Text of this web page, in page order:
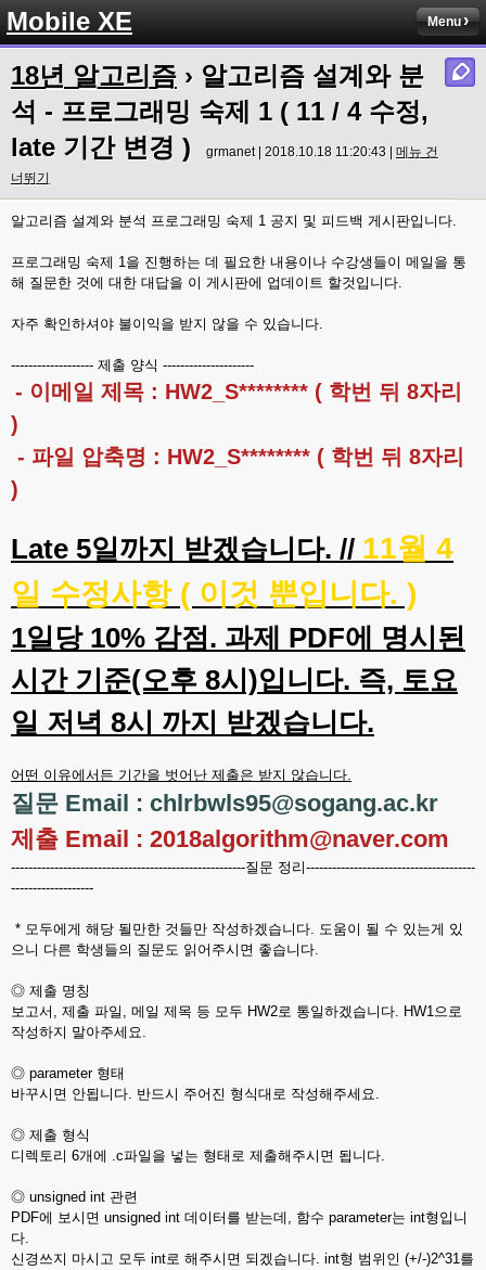
Mobile XE Menu
18년 알고리즘 › 알고리즘 설계와 분
석 - 프로그래밍 숙제 1 ( 11 / 4 수정,
late 기간 변경 )
grmanet | 2018.10.18 11:20:43 | 메뉴 건
너뛰기
알고리즘 설계와 분석 프로그래밍 숙제 1 공지 및 피드백 게시판입니다.
프로그래밍 숙제 1을 진행하는 데 필요한 내용이나 수강생들이 메일을 통
해 질문한 것에 대한 대답을 이 게시판에 업데이트 할것입니다.
자주 확인하셔야 불이익을 받지 않을 수 있습니다.
------------------- 제출 양식 ---------------------
- 이메일 제목 : HW2_S******** ( 학번 뒤 8자리
)
- 파일 압축명 : HW2_S******** ( 학번 뒤 8자리
)
Late 5일까지 받겠습니다. // 11월 4
일 수정사항 ( 이것 뿐입니다. )
1일당 10% 감점. 과제 PDF에 명시된
시간 기준(오후 8시)입니다. 즉, 토요
일 저녁 8시 까지 받겠습니다.
어떤 이유에서든 기간을 벗어난 제출은 받지 않습니다.
질문 Email : chlrbwls95@sogang.ac.kr
제출 Email : 2018algorithm@naver.com
------------------------------------------------------질문 정리---------------------------------------
-------------------
* 모두에게 해당 될만한 것들만 작성하겠습니다. 도움이 될 수 있는게 있
으니 다른 학생들의 질문도 읽어주시면 좋습니다.
◎ 제출 명칭
보고서, 제출 파일, 메일 제목 등 모두 HW2로 통일하겠습니다. HW1으로
작성하지 말아주세요.
◎ parameter 형태
바꾸시면 안됩니다. 반드시 주어진 형식대로 작성해주세요.
◎ 제출 형식
디렉토리 6개에 .c파일을 넣는 형태로 제출해주시면 됩니다.
◎ unsigned int 관련
PDF에 보시면 unsigned int 데이터를 받는데, 함수 parameter는 int형입니
다.
신경쓰지 마시고 모두 int로 해주시면 되겠습니다. int형 범위인 (+/-)2^31를